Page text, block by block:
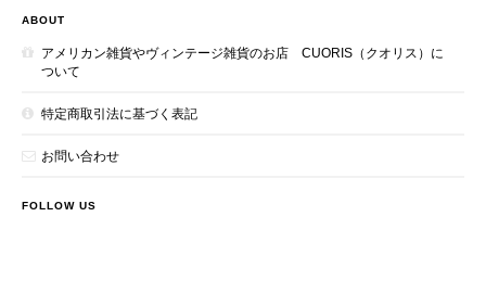
ABOUT
アメリカン雑貨やヴィンテージ雑貨のお店 CUORIS（クオリス）に
ついて
特定商取引法に基づく表記
お問い合わせ
FOLLOW US